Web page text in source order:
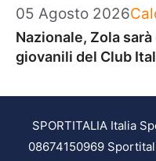
05 Agosto 2026
Nazionale, Zola
giovanili del Club
SPORTITALIA Italia
08674150969